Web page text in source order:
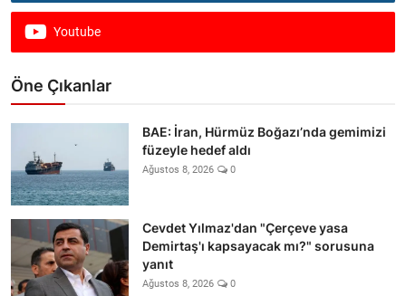
Youtube
Öne Çıkanlar
BAE: İran, Hürmüz Boğazı’nda gemimizi
füzeyle hedef aldı
Ağustos 8, 2026 0
Cevdet Yılmaz'dan "Çerçeve yasa
Demirtaş'ı kapsayacak mı?" sorusuna
yanıt
Ağustos 8, 2026 0